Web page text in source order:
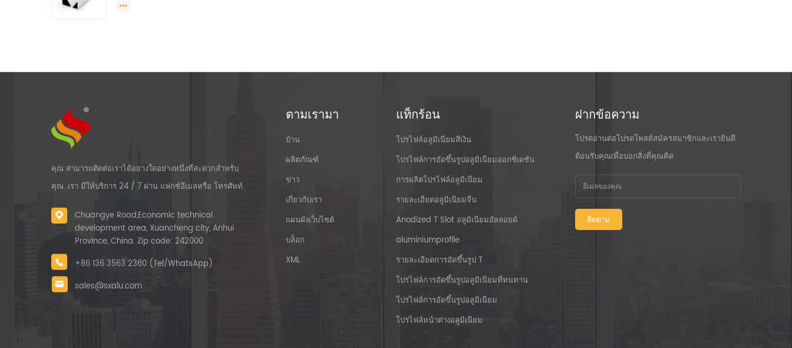
รูปแถบแสงนำ
คุณ สามารถติดต่อเราได้อย่างใดอย่างหนึ่งที่สะดวกสำหรับ
คุณ. เรา มีให้บริการ 24 / 7 ผ่าน แฟกซ์อีเมลหรือ โทรศัพท์.
Chuangye Road,Economic technical
development area, Xuancheng city, Anhui
Province, China. Zip code: 242000
+86 136 3563 2360 (Tel/WhatsApp)
sales@sxalu.com
ตามเรามา
บ้าน
ผลิตภัณฑ์
ข่าว
เกี่ยวกับเรา
แผนผังเว็บไซต์
บล็อก
XML
แท็กร้อน
โปรไฟล์อลูมิเนียมสีเงิน
โปรไฟล์การอัดขึ้นรูปอลูมิเนียมออกซิเดชัน
การผลิตโปรไฟล์อลูมิเนียม
รายละเอียดอลูมิเนียมจีน
Anodized T Slot อลูมิเนียมอัลลอยด์
aluminiumprofile
รายละเอียดการอัดขึ้นรูป T
โปรไฟล์การอัดขึ้นรูปอลูมิเนียมที่ทนทาน
โปรไฟล์การอัดขึ้นรูปอลูมิเนียม
โปรไฟล์หน้าต่างอลูมิเนียม
ฝากข้อความ
โปรดอ่านต่อโปรดโพสต์สมัครสมาชิกและเรายินดี
ต้อนรับคุณเพื่อบอกสิ่งที่คุณคิด
ติดตาม